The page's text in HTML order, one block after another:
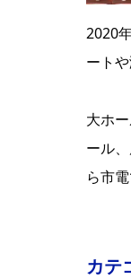
2020
ート
大ホ
ール
ら市
カテ